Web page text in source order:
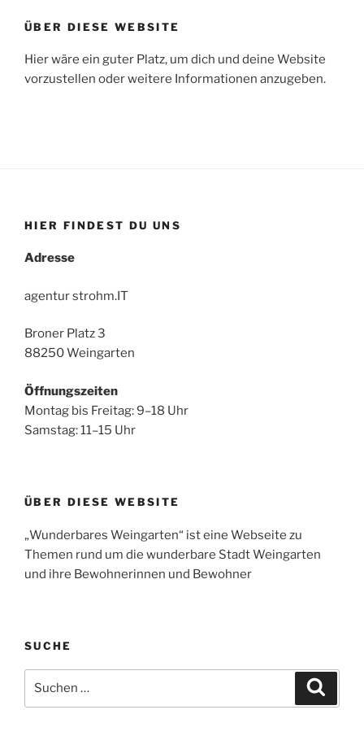
ÜBER DIESE WEBSITE
Hier wäre ein guter Platz, um dich und deine Website
vorzustellen oder weitere Informationen anzugeben.
HIER FINDEST DU UNS
Adresse
agentur strohm.IT
Broner Platz 3
88250 Weingarten
Öffnungszeiten
Montag bis Freitag: 9–18 Uhr
Samstag: 11–15 Uhr
ÜBER DIESE WEBSITE
„Wunderbares Weingarten“ ist eine Webseite zu
Themen rund um die wunderbare Stadt Weingarten
und ihre Bewohnerinnen und Bewohner
SUCHE
nach: